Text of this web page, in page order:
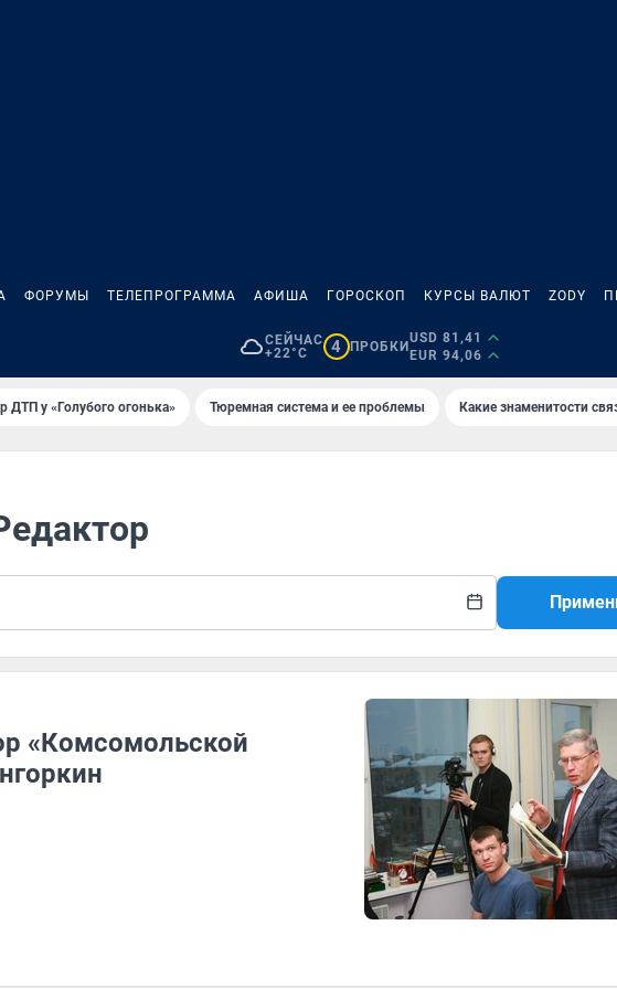
ФОРУМЫ ТЕЛЕПРОГРАММА АФИША ГОРОСКОП КУРСЫ ВАЛЮТ ZODY
СЕЙЧАС
+22°C
4 ПРОБКИ
USD 81,41
EUR 94,06
ДТП у «Голубого огонька» Тюремная система и ее проблемы Какие знаменитости
«Комсомольской